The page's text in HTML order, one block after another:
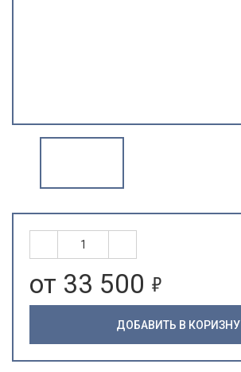
от 33 500 5
ДОБАВИТЬ В КОРИЗНУ